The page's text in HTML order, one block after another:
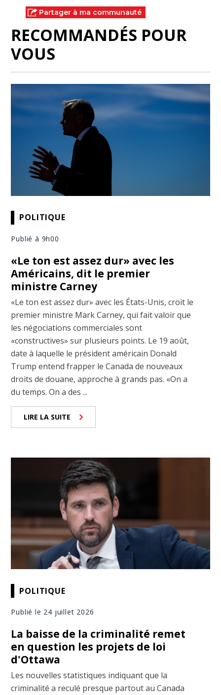
Partager à ma communauté
RECOMMANDÉS POUR
VOUS
POLITIQUE
Publié à 9h00
«Le ton est assez dur» avec les
Américains, dit le premier
ministre Carney
«Le ton est assez dur» avec les États-Unis, croit le
premier ministre Mark Carney, qui fait valoir que
les négociations commerciales sont
«constructives» sur plusieurs points. Le 19 août,
date à laquelle le président américain Donald
Trump entend frapper le Canada de nouveaux
droits de douane, approche à grands pas. «On a
du temps. On a des ...
LIRE LA SUITE
POLITIQUE
Publié le 24 juillet 2026
La baisse de la criminalité remet
en question les projets de loi
d'Ottawa
Les nouvelles statistiques indiquant que la
criminalité a reculé presque partout au Canada